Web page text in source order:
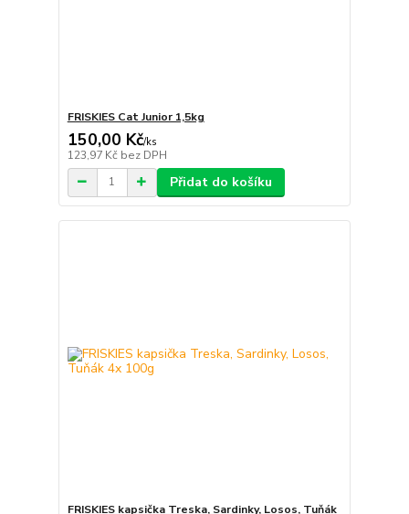
FRISKIES Cat Junior 1,5kg
150,00 Kč/ks
123,97 Kč bez DPH
Přidat do košíku
FRISKIES kapsička Treska, Sardinky, Losos, Tuňák